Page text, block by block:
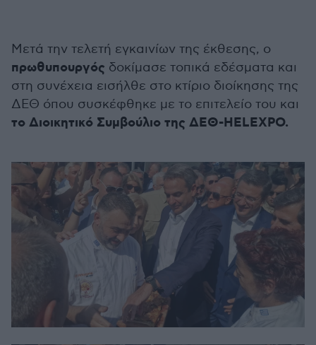
Μετά την τελετή εγκαινίων της έκθεσης, ο
πρωθυπουργός δοκίμασε τοπικά εδέσματα και
στη συνέχεια εισήλθε στο κτίριο διοίκησης της
ΔΕΘ όπου συσκέφθηκε με το επιτελείο του και
το Διοικητικό Συμβούλιο της ΔΕΘ-HELEXPO.